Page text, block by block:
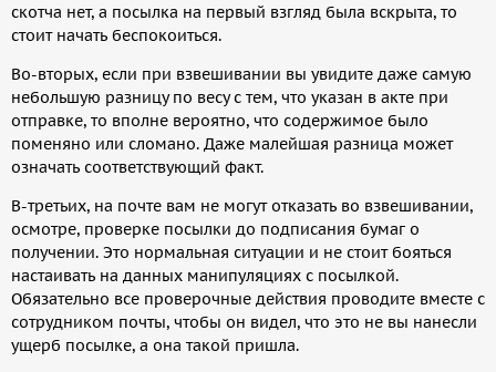
скотча нет, а посылка на первый взгляд была вскрыта, то
стоит начать беспокоиться.
Во-вторых, если при взвешивании вы увидите даже самую
небольшую разницу по весу с тем, что указан в акте при
отправке, то вполне вероятно, что содержимое было
поменяно или сломано. Даже малейшая разница может
означать соответствующий факт.
В-третьих, на почте вам не могут отказать во взвешивании,
осмотре, проверке посылки до подписания бумаг о
получении. Это нормальная ситуации и не стоит бояться
настаивать на данных манипуляциях с посылкой.
Обязательно все проверочные действия проводите вместе с
сотрудником почты, чтобы он видел, что это не вы нанесли
ущерб посылке, а она такой пришла.